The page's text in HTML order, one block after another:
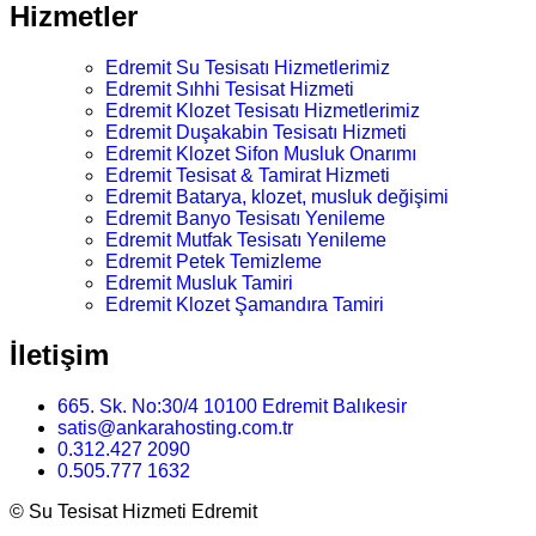
Hizmetler
Edremit Su Tesisatı Hizmetlerimiz
Edremit Sıhhi Tesisat Hizmeti
Edremit Klozet Tesisatı Hizmetlerimiz
Edremit Duşakabin Tesisatı Hizmeti
Edremit Klozet Sifon Musluk Onarımı
Edremit Tesisat & Tamirat Hizmeti
Edremit Batarya, klozet, musluk değişimi
Edremit Banyo Tesisatı Yenileme
Edremit Mutfak Tesisatı Yenileme
Edremit Petek Temizleme
Edremit Musluk Tamiri
Edremit Klozet Şamandıra Tamiri
İletişim
665. Sk. No:30/4 10100 Edremit Balıkesir
satis@ankarahosting.com.tr
0.312.427 2090
0.505.777 1632
© Su Tesisat Hizmeti Edremit